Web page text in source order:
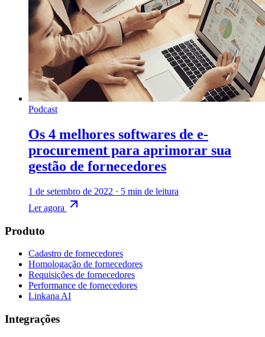
Podcast
Os 4 melhores softwares de e-
procurement para aprimorar sua
gestão de fornecedores
1 de setembro de 2022 · 5 min de leitura
Ler agora
Produto
Cadastro de fornecedores
Homologação de fornecedores
Requisições de fornecedores
Performance de fornecedores
Linkana AI
Integrações